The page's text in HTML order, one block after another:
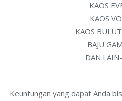
KAOS
KAOS
KAOS
BAJU
DAN
Keuntungan yang dapat Anda